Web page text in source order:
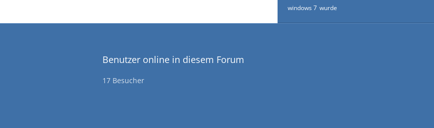
windows 7 wurde
Benutzer online in diesem Forum
17 Besucher